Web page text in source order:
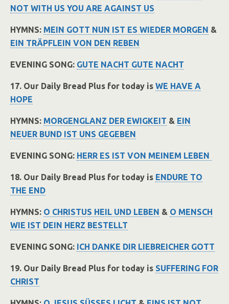
NOT WITH US YOU ARE AGAINST US
HYMNS: MEIN GOTT NUN IST ES WIEDER MORGEN &
EIN TRÄPFLEIN VON DEN REBEN
EVENING SONG: GUTE NACHT GUTE NACHT
17. Our Daily Bread Plus for today is WE HAVE A
HOPE
HYMNS: MORGENGLANZ DER EWIGKEIT & EIN
NEUER BUND IST UNS GEGEBEN
EVENING SONG: HERR ES IST VON MEINEM LEBEN
18. Our Daily Bread Plus for today is ENDURE TO
THE END
HYMNS: O CHRISTUS HEIL UND LEBEN & O MENSCH
WIE IST DEIN HERZ BESTELLT
EVENING SONG: ICH DANKE DIR LIEBREICHER GOTT
19. Our Daily Bread Plus for today is SUFFERING FOR
CHRIST